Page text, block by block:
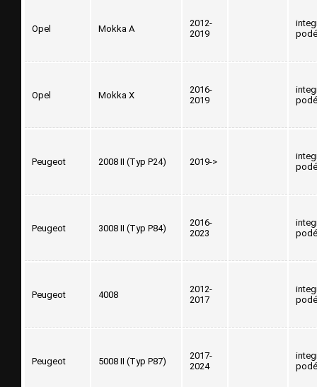
Opel Mokka A
2012-
2019
Opel Mokka X
2016-
2019
Peugeot 2008 II (Typ P24) 2019->
Peugeot 3008 II (Typ P84)
2016-
2023
Peugeot 4008
2012-
2017
Peugeot 5008 II (Typ P87)
2017-
2024